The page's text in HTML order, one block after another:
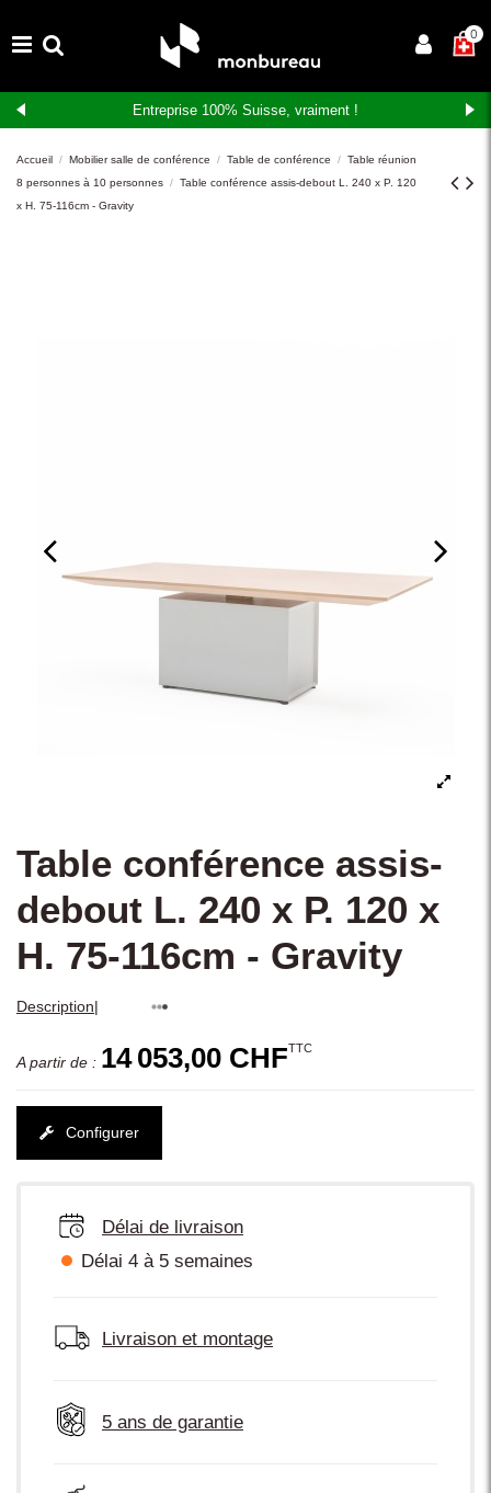
×0
Entreprise 100% Suisse, vraiment !
Accueil Mobilier salle de conférence Table de conférence
Table réunion
8 personnes à 10 personnes
Table conférence assis-debout L. 240 x P. 120
x H. 75-116cm - Gravity
Table conférence assis-
debout L. 240 x P. 120 x
H. 75-116cm - Gravity
Description|
A partir de : 14 053,00 CHFTTC
Configurer
Délai de livraison
Délai 4 à 5 semaines
Livraison et montage
5 ans de garantie